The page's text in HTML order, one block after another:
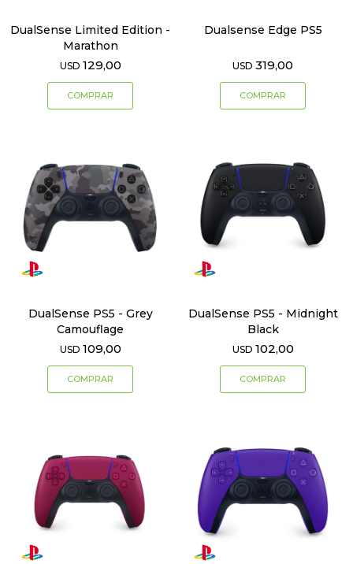
DualSense Limited Edition -
Marathon
USD 129,00
Dualsense Edge PS5
USD 319,00
DualSense PS5 - Grey
Camouflage
USD 109,00
DualSense PS5 - Midnight
Black
USD 102,00